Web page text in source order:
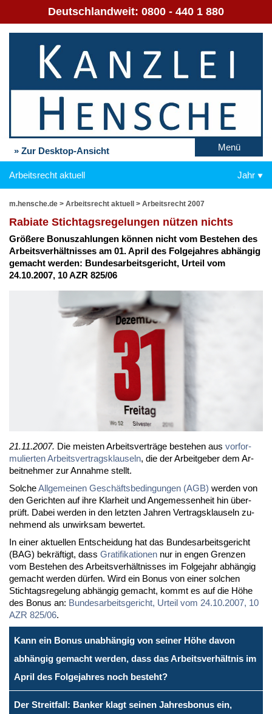
Deutschlandweit: 0800 - 440 1 880
» Zur Desktop-Ansicht Menü
Arbeitsrecht aktuell Jahr
m.hensche.de > Arbeitsrecht aktuell > Arbeitsrecht 2007
Ra­bia­te Stich­tags­re­ge­lun­gen nüt­zen nichts
Grö­ße­re Bo­nus­zah­lun­gen kön­nen nicht vom Be­ste­hen des
Ar­beits­ver­hält­nis­ses am 01. April des Fol­ge­jah­res ab­hän­gig
ge­macht wer­den: Bun­des­ar­beits­ge­richt, Ur­teil vom
24.10.2007, 10 AZR 825/06
21.11.2007. Die meis­ten Ar­beits­ver­trä­ge be­ste­hen aus vor­for­
mu­lier­ten Ar­beits­ver­trags­klau­seln, die der Ar­beit­ge­ber dem Ar­
beit­neh­mer zur An­nah­me stellt.
Sol­cheAll­ge­mei­nen Ge­schäfts­be­din­gun­gen (AGB) wer­den von
den Ge­rich­ten auf ih­re Klar­heit und An­ge­mes­sen­heit hin über­
prüft. Da­bei wer­den in den letz­ten Jah­ren Ver­trags­klau­seln zu­
neh­mend als un­wirk­sam be­wer­tet.
In ei­ner ak­tu­el­len Ent­schei­dung hat das Bun­des­ar­beits­ge­richt
(BAG) be­kräf­tigt, dass Gra­ti­fi­ka­tio­nen nur in en­gen Gren­zen
vom Be­ste­hen des Ar­beits­ver­hält­nis­ses im Fol­ge­jahr ab­hän­gig
ge­macht wer­den dür­fen. Wird ein Bo­nus von ei­ner sol­chen
Stich­tags­re­ge­lung ab­hän­gig ge­macht, kommt es auf die Hö­he
des Bo­nus an: Bun­des­ar­beits­ge­richt, Ur­teil vom 24.10.2007, 10
AZR 825/06.
Kann ein Bonus unabhängig von seiner Höhe davon
abhängig gemacht werden, dass das Arbeitsverhältnis im
April des Folgejahres noch besteht?
Der Streitfall: Banker klagt seinen Jahresbonus ein,